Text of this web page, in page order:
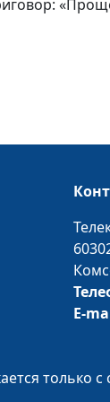
прощать наши
Существует ли
E-
только с